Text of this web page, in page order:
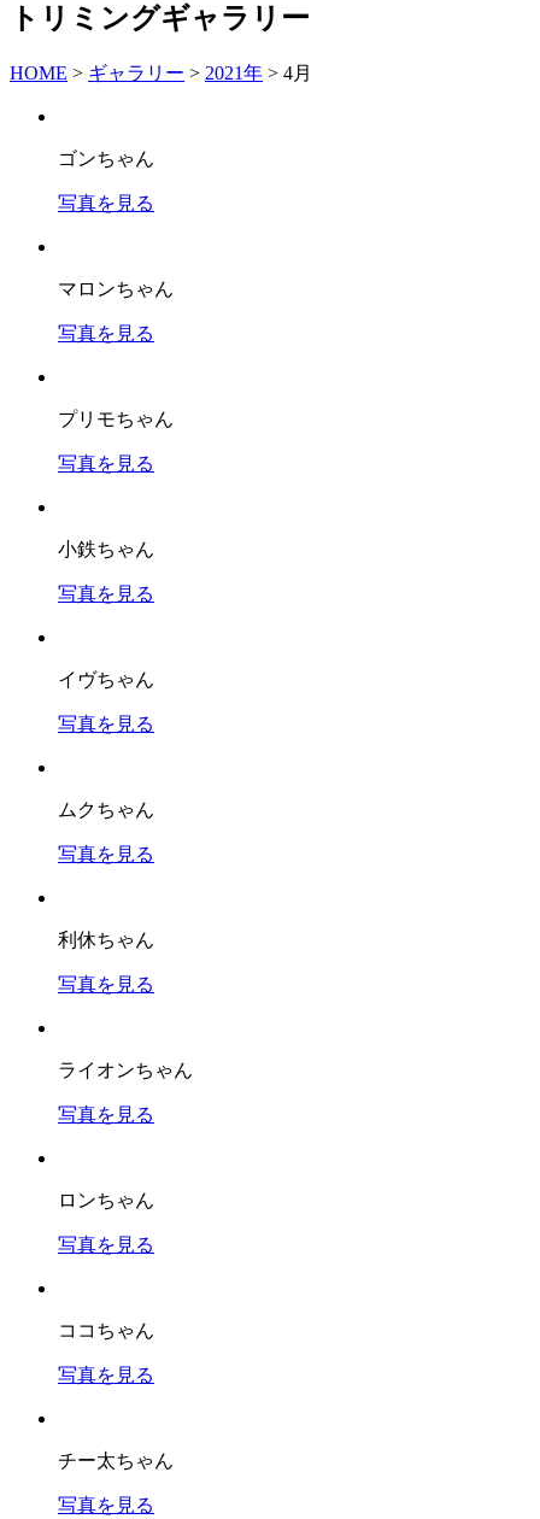
トリミングギャラリー
HOME > ギャラリー > 2021年 > 4月
ゴンちゃん
写真を見る
マロンちゃん
写真を見る
プリモちゃん
写真を見る
小鉄ちゃん
写真を見る
イヴちゃん
写真を見る
ムクちゃん
写真を見る
利休ちゃん
写真を見る
ライオンちゃん
写真を見る
ロンちゃん
写真を見る
ココちゃん
写真を見る
チー太ちゃん
写真を見る